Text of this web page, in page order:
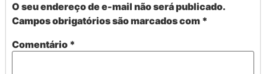
O seu endereço de e-mail não será publicado.
Campos obrigatórios são marcados com *
Comentário *